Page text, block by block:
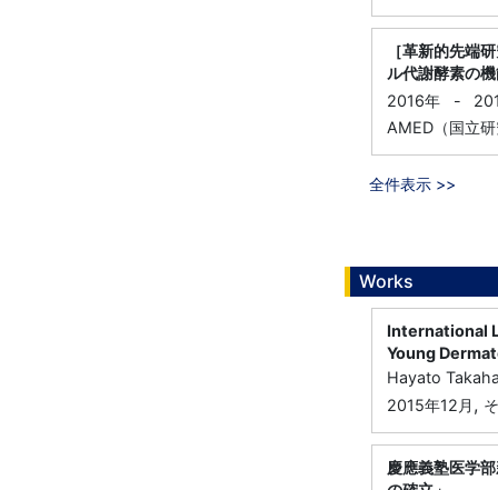
［革新的先端
ル代謝酵素の
2016年
-
AMED（国立
全件表示 >>
Works
International
Young
Hayato
2015年12月 ,
慶應義塾医学